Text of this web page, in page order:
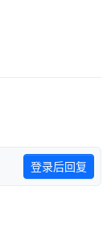
登录后回复